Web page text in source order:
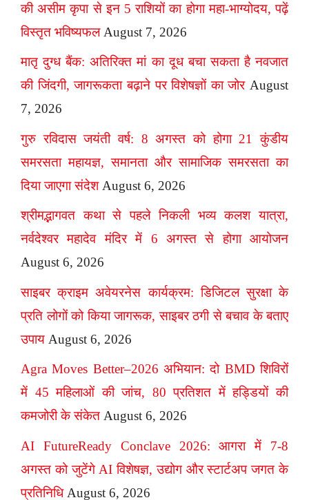
की असीम कृपा से इन 5 राशियों का होगा महा-भाग्योदय, पढ़ें
विस्तृत भविष्यफल August 7, 2026
मातृ दुग्ध बैंक: अतिरिक्त मां का दूध बचा सकता है नवजात
की जिंदगी, जागरूकता बढ़ाने पर विशेषज्ञों का जोर August
7, 2026
गुरु रविदास जयंती वर्ष: 8 अगस्त को होगा 21 कुंडीय
समरसता महायज्ञ, समानता और सामाजिक समरसता का
दिया जाएगा संदेश August 6, 2026
श्रीमद्भागवत कथा से पहले निकली भव्य कलश यात्रा,
नर्वदेश्वर महादेव मंदिर में 6 अगस्त से होगा आयोजन
August 6, 2026
साइबर क्राइम अवेयरनेस कार्यक्रम: डिजिटल सुरक्षा के
प्रति लोगों को किया जागरूक, साइबर ठगी से बचाव के बताए
उपाय August 6, 2026
Agra Moves Better–2026 अभियान: दो BMD शिविरों
में 45 महिलाओं की जांच, 80 प्रतिशत में हड्डियों की
कमजोरी के संकेत August 6, 2026
AI FutureReady Conclave 2026: आगरा में 7-8
अगस्त को जुटेंगे AI विशेषज्ञ, उद्योग और स्टार्टअप जगत के
प्रतिनिधि August 6, 2026